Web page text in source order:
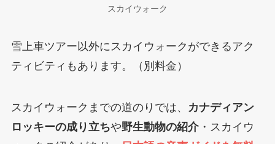
スカイウォーク
雪上車ツアー以外にスカイウォークができるアク
ティビティもあります。（別料金）
スカイウォークまでの道のりでは、
カナディアン
ロッキーの成り立ちや野生動物の紹介・スカイウ